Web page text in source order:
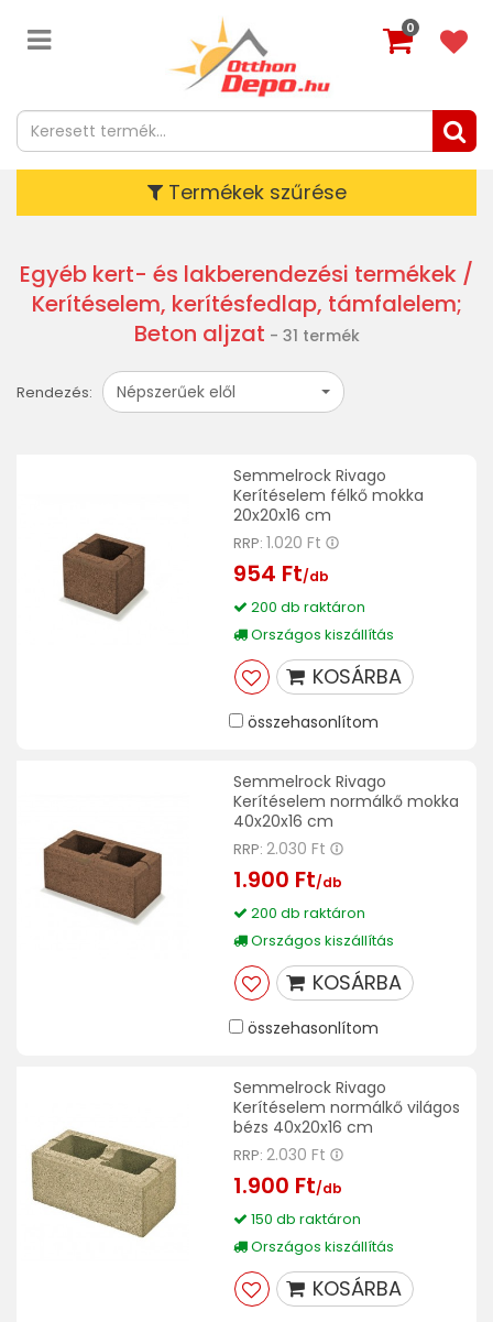
0
Termékek szűrése
Egyéb kert- és lakberendezési termékek /
Kerítéselem, kerítésfedlap, támfalelem;
Beton aljzat - 31 termék
Rendezés: Népszerűek elől
Semmelrock Rivago
Kerítéselem félkő mokka
20x20x16 cm
RRP: 1.020 Ft
954 Ft/db
200 db raktáron
Országos kiszállítás
KOSÁRBA
összehasonlítom
Semmelrock Rivago
Kerítéselem normálkő mokka
40x20x16 cm
RRP: 2.030 Ft
1.900 Ft/db
200 db raktáron
Országos kiszállítás
KOSÁRBA
összehasonlítom
Semmelrock Rivago
Kerítéselem normálkő világos
bézs 40x20x16 cm
RRP: 2.030 Ft
1.900 Ft/db
150 db raktáron
Országos kiszállítás
KOSÁRBA